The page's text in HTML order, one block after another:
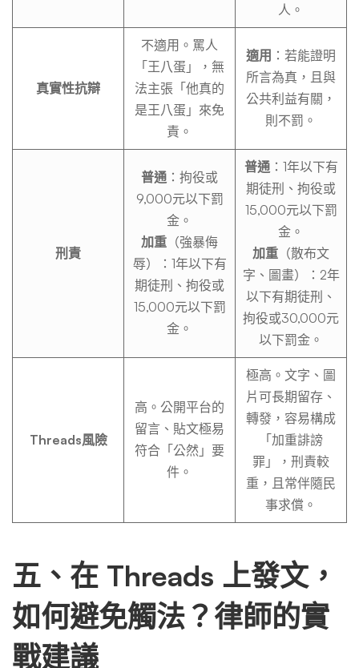
人。
真實性抗辯
不適用。罵人
「王八蛋」，無
法主張「他真的
是王八蛋」來免
責。
適用 ：若能證明
所言為真，且與
公共利益有關，
則不罰。
刑責
普通 ：拘役或
9,000元以下罰
金。
加重 （強暴侮
辱）：1年以下有
期徒刑、拘役或
15,000元以下罰
金。
普通：1年以下有
期徒刑、拘役或
15,000元以下罰
金。
加重 （散布文
字、圖畫）：2年
以下有期徒刑、
拘役或30,000元
以下罰金。
Threads風險
高。公開平台的
留言、貼文極易
符合「公然」要
件。
極高。文字、圖
片可長期留存、
轉發，容易構成
「加重誹謗
罪」，刑責較
重，且常伴隨民
事求償。
五、在 Threads 上發文，
如何避免觸法？律師的實
戰建議